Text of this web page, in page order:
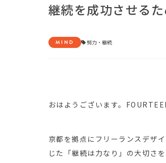
継続を成功させる
MIND 努力・ 継続
おはようございます。
京都を拠点にフリーランスデザ
じた「継続は力なり」の大切さ